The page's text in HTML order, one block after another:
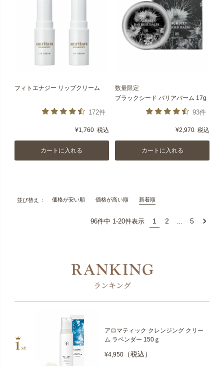
フィトエナジー リップクリーム
172件
¥1,760 税込
カートに入れる
数量限定
ブラックシード バリアバーム 17g
93件
¥2,970 税込
カートに入れる
並び替え 価格が安い順 価格が高い順 新着順
96件中 1-20件表示 1 2 … 5
ランキング
アロマティック クレンジング クリー
ム ラベンダー 150ｇ
¥4,950 （税込）